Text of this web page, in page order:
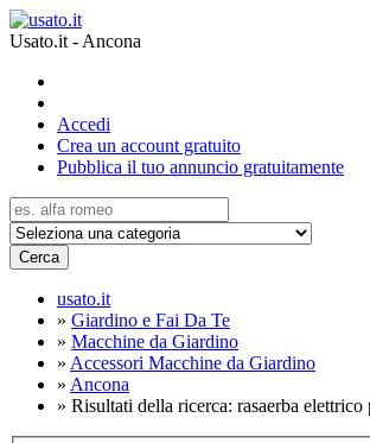
Usato.it - Ancona
Accedi
Crea un account gratuito
Pubblica il tuo annuncio gratuitamente
Cerca
usato.it
» Giardino e Fai Da Te
» Macchine da Giardino
» Accessori Macchine da Giardino
» Ancona
» Risultati della ricerca: rasaerba elettrico